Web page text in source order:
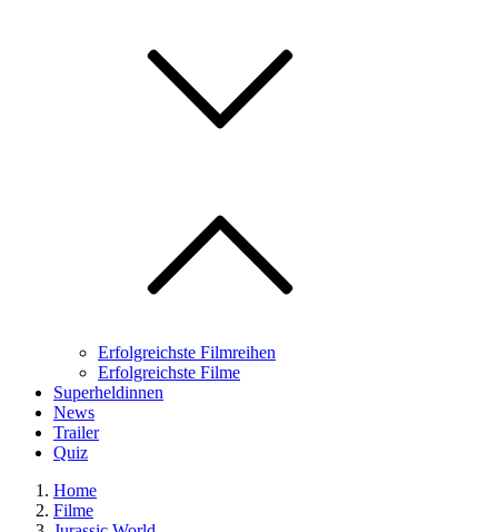
Erfolgreichste Filmreihen
Erfolgreichste Filme
Superheldinnen
News
Trailer
Quiz
Home
Filme